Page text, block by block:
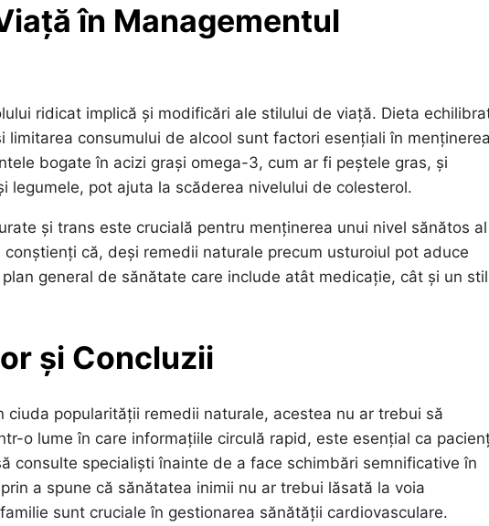
în Managementul
ridicat implică și modificări ale stilului de viață. Dieta
consumului de alcool sunt factori esențiali în menținerea
bogate în acizi grași omega-3, cum ar fi peștele gras, și
pot ajuta la scăderea nivelului de colesterol.
și trans este crucială pentru menținerea unui nivel sănătos al
că, deși remedii naturale precum usturoiul pot aduce
general de sănătate care include atât medicație, cât și un
și Concluzii
popularității remedii naturale, acestea nu ar trebui să
o lume în care informațiile circulă rapid, este esențial ca
consulte specialiști înainte de a face schimbări semnificative în
a spune că sănătatea inimii nu ar trebui lăsată la voia
sunt cruciale în gestionarea sănătății cardiovasculare.